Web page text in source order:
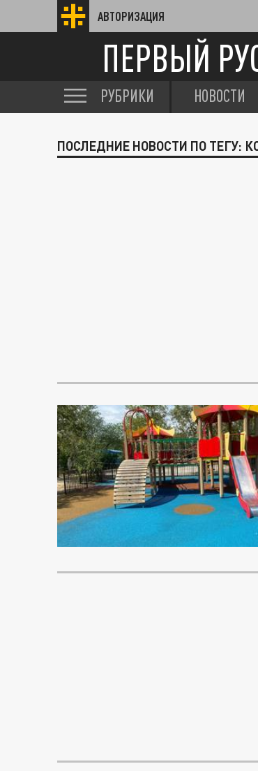
АВТОРИЗАЦИЯ
ПЕРВЫЙ
РУБРИКИ НОВОСТИ
ПОСЛЕДНИЕ НОВОСТИ ПО ТЕГУ: